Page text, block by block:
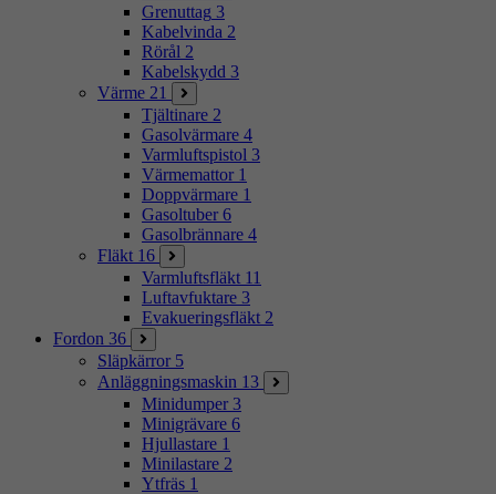
Grenuttag 3
Kabelvinda 2
Rörål 2
Kabelskydd 3
Värme 21
Tjältinare 2
Gasolvärmare 4
Varmluftspistol 3
Värmemattor 1
Doppvärmare 1
Gasoltuber 6
Gasolbrännare 4
Fläkt 16
Varmluftsfläkt 11
Luftavfuktare 3
Evakueringsfläkt 2
Fordon 36
Släpkärror 5
Anläggningsmaskin 13
Minidumper 3
Minigrävare 6
Hjullastare 1
Minilastare 2
Ytfräs 1